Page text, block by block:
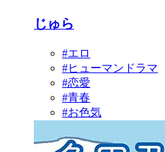
じゅら
#エロ
#ヒューマンドラマ
#恋愛
#青春
#お色気